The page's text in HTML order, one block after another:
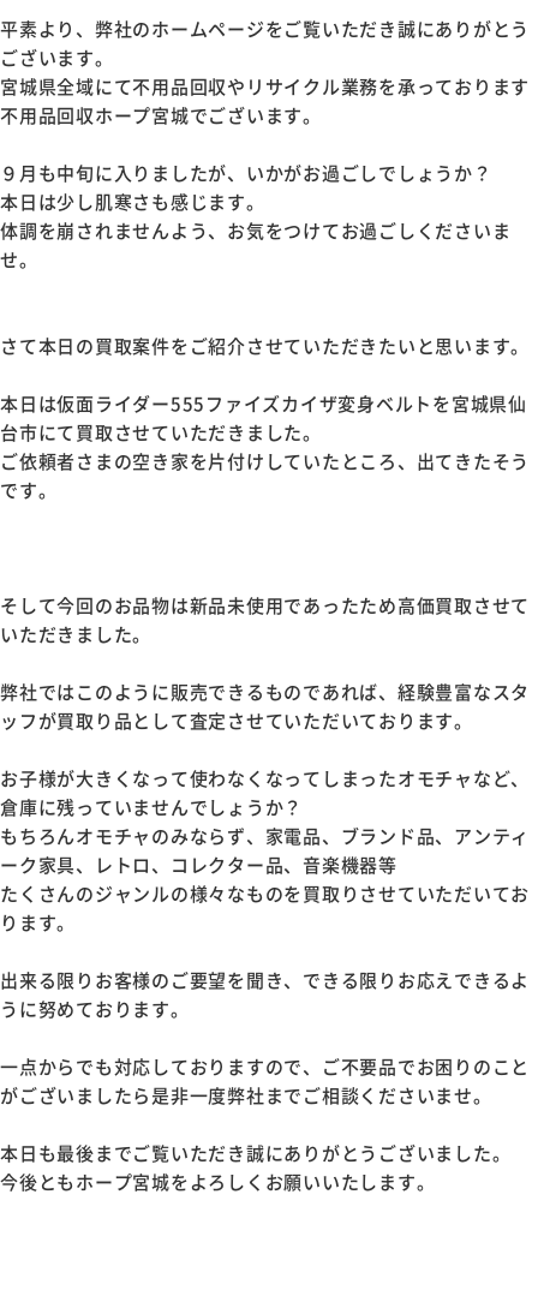
平素より、弊社のホームページをご覧いただき誠にありがとう
ございます。
宮城県全域にて不用品回収やリサイクル業務を承っております
不用品回収ホープ宮城でございます。
９月も中旬に入りましたが、いかがお過ごしでしょうか？
本日は少し肌寒さも感じます。
体調を崩されませんよう、お気をつけてお過ごしくださいま
せ。
さて本日の買取案件をご紹介させていただきたいと思います。
本日は仮面ライダー555ファイズカイザ変身ベルトを宮城県仙
台市にて買取させていただきました。
ご依頼者さまの空き家を片付けしていたところ、出てきたそう
です。
そして今回のお品物は新品未使用であったため高価買取させて
いただきました。
弊社ではこのように販売できるものであれば、経験豊富なスタ
ッフが買取り品として査定させていただいております。
お子様が大きくなって使わなくなってしまったオモチャなど、
倉庫に残っていませんでしょうか？
もちろんオモチャのみならず、家電品、ブランド品、アンティ
ーク家具、レトロ、コレクター品、音楽機器等
たくさんのジャンルの様々なものを買取りさせていただいてお
ります。
出来る限りお客様のご要望を聞き、できる限りお応えできるよ
うに努めております。
一点からでも対応しておりますので、ご不要品でお困りのこと
がございましたら是非一度弊社までご相談くださいませ。
本日も最後までご覧いただき誠にありがとうございました。
今後ともホープ宮城をよろしくお願いいたします。